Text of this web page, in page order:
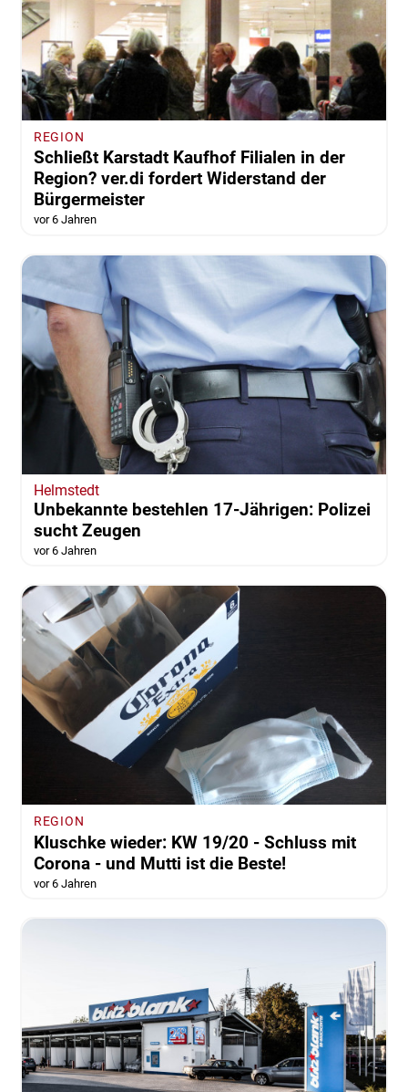
REGION
Schließt Karstadt Kaufhof Filialen in der
Region? ver.di fordert Widerstand der
Bürgermeister
vor 6 Jahren
Helmstedt
Unbekannte bestehlen 17-Jährigen: Polizei
sucht Zeugen
vor 6 Jahren
REGION
Kluschke wieder: KW 19/20 - Schluss mit
Corona - und Mutti ist die Beste!
vor 6 Jahren